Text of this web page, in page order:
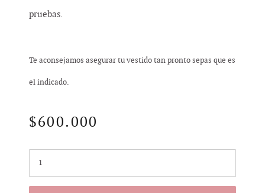
pruebas.
Te aconsejamos asegurar tu vestido tan pronto sepas que es
el indicado.
$600.000
Cantidad